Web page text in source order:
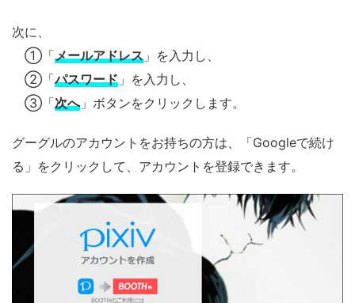
次に、
①「メールアドレス 」を入力し、
②「パスワード 」を入力し、
③「次へ」ボタンをクリックします。
グーグルのアカウントをお持ちの方は、「Googleで続け
る」をクリックして、アカウントを登録できます。